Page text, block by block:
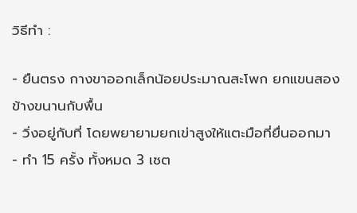
วิธีทำ :
- ยืนตรง กางขาออกเล็กน้อยประมาณสะโพก ยกแขนสอง
ข้างขนานกับพื้น
- วิ่งอยู่กับที่ โดยพยายามยกเข่าสูงให้แตะมือที่ยื่นออกมา
- ทำ 15 ครั้ง ทั้งหมด 3 เซต